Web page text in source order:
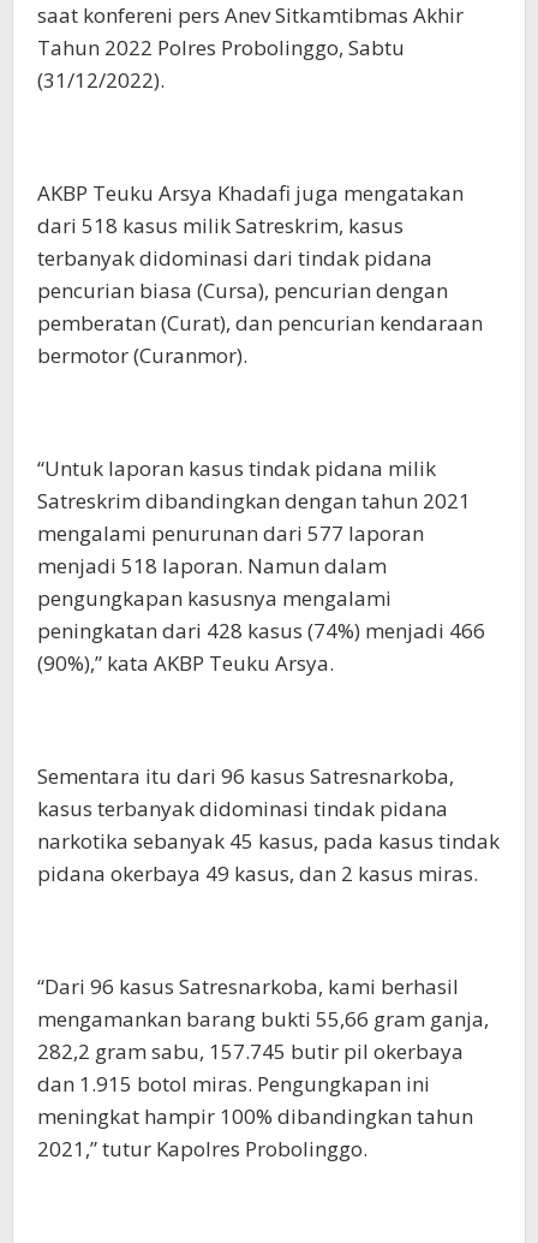
saat konfereni pers Anev Sitkamtibmas Akhir
Tahun 2022 Polres Probolinggo, Sabtu
(31/12/2022).
AKBP Teuku Arsya Khadafi juga mengatakan
dari 518 kasus milik Satreskrim, kasus
terbanyak didominasi dari tindak pidana
pencurian biasa (Cursa), pencurian dengan
pemberatan (Curat), dan pencurian kendaraan
bermotor (Curanmor).
“Untuk laporan kasus tindak pidana milik
Satreskrim dibandingkan dengan tahun 2021
mengalami penurunan dari 577 laporan
menjadi 518 laporan. Namun dalam
pengungkapan kasusnya mengalami
peningkatan dari 428 kasus (74%) menjadi 466
(90%),” kata AKBP Teuku Arsya.
Sementara itu dari 96 kasus Satresnarkoba,
kasus terbanyak didominasi tindak pidana
narkotika sebanyak 45 kasus, pada kasus tindak
pidana okerbaya 49 kasus, dan 2 kasus miras.
“Dari 96 kasus Satresnarkoba, kami berhasil
mengamankan barang bukti 55,66 gram ganja,
282,2 gram sabu, 157.745 butir pil okerbaya
dan 1.915 botol miras. Pengungkapan ini
meningkat hampir 100% dibandingkan tahun
2021,” tutur Kapolres Probolinggo.